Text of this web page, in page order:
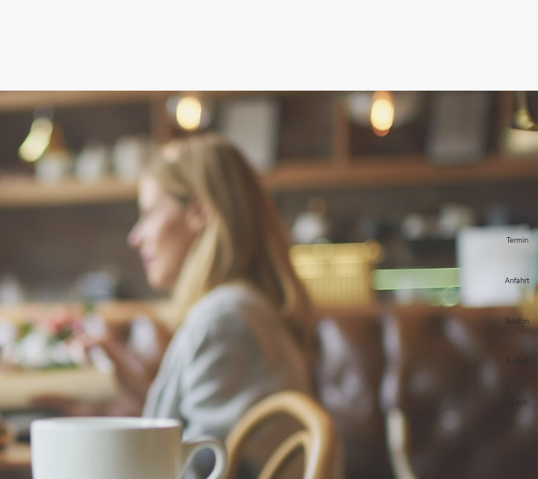
Termin
Anfahrt
Telefon
E-Mail
vCard